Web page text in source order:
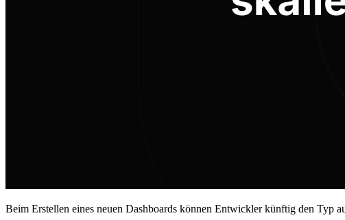
Beim Erstellen eines neuen Dashboards können Entwickler künftig den Typ